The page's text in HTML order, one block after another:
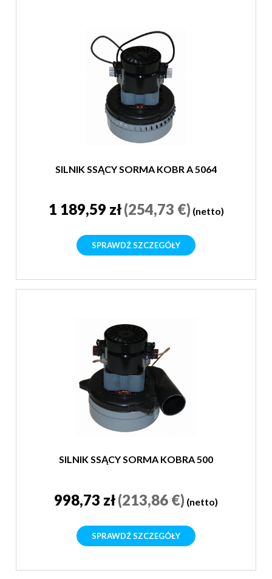
SILNIK SSĄCY SORMA KOBR A 5064
1 189,59 zł(254,73 €) (netto)
SPRAWDŹ SZCZEGÓŁY
SILNIK SSĄCY SORMA KOBRA 500
998,73 zł(213,86 €) (netto)
SPRAWDŹ SZCZEGÓŁY